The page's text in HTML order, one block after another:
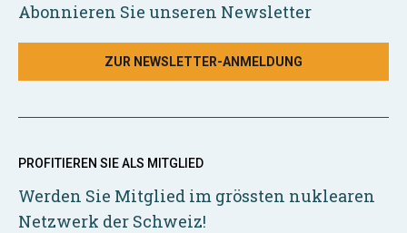
Abonnieren Sie unseren Newsletter
ZUR NEWSLETTER-ANMELDUNG
PROFITIEREN SIE ALS MITGLIED
Werden Sie Mitglied im grössten nuklearen
Netzwerk der Schweiz!